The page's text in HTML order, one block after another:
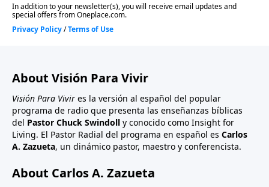
About Visión Para Vivir
Visión Para Vivir es la versión al español del popular
programa de radio que presenta las enseñanzas bíblicas
del Pastor Chuck Swindoll y conocido como Insight for
Living. El Pastor Radial del programa en español es Carlos
A. Zazueta, un dinámico pastor, maestro y conferencista.
About Carlos A. Zazueta